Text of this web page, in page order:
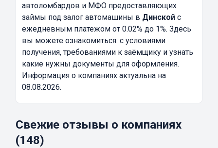
автоломбардов и МФО предоставляющих
займы под залог автомашины в Динской с
ежедневным платежом от 0.02% до 1%. Здесь
вы можете ознакомиться: с условиями
получения, требованиями к заёмщику и узнать
какие нужны документы для оформления.
Информация о компаниях актуальна на
08.08.2026.
Свежие отзывы о компаниях
(148)